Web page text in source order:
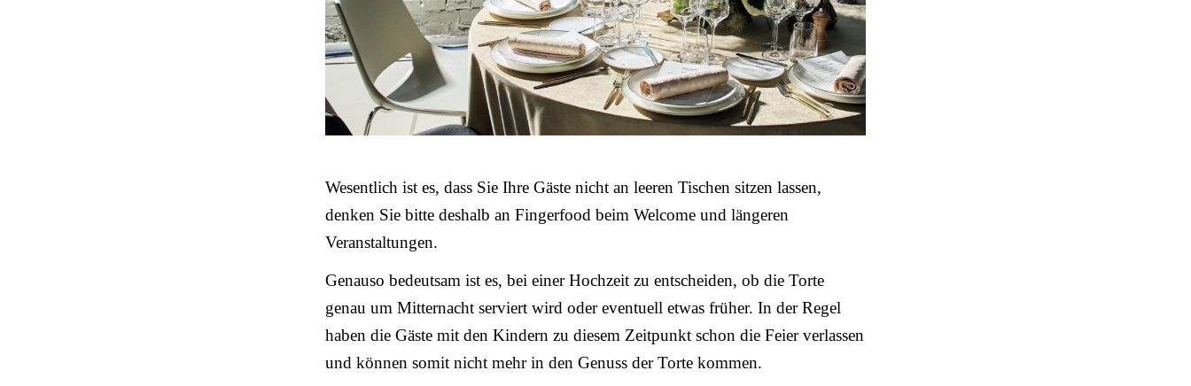
Wesentlich ist es, dass Sie Ihre Gäste nicht an leeren Tischen sitzen lassen,
denken Sie bitte deshalb an Fingerfood beim Welcome und längeren
Veranstaltungen.
Genauso bedeutsam ist es, bei einer Hochzeit zu entscheiden, ob die Torte
genau um Mitternacht serviert wird oder eventuell etwas früher. In der Regel
haben die Gäste mit den Kindern zu diesem Zeitpunkt schon die Feier verlassen
und können somit nicht mehr in den Genuss der Torte kommen.